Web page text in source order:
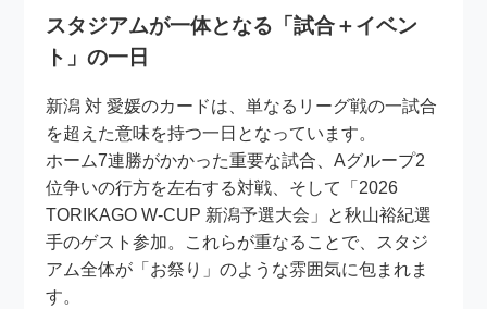
スタジアムが一体となる「試合＋イベン
ト」の一日
新潟 対 愛媛のカードは、単なるリーグ戦の一試合
を超えた意味を持つ一日となっています。
ホーム7連勝がかかった重要な試合、Aグループ2
位争いの行方を左右する対戦、そして「2026
TORIKAGO W-CUP 新潟予選大会」と秋山裕紀選
手のゲスト参加。これらが重なることで、スタジ
アム全体が「お祭り」のような雰囲気に包まれま
す。